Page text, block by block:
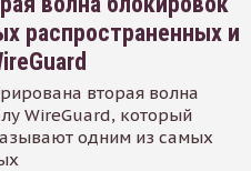
распространенных и
вторая волна
WireGuard, который
одним из самых